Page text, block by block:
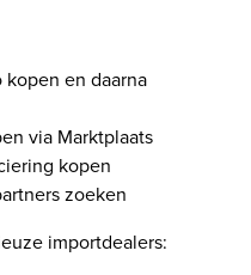
en daarna
via Marktplaats
kopen
zoeken
importdealers: